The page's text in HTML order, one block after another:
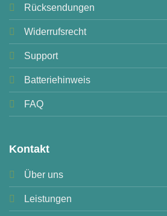
Rücksendungen
Widerrufsrecht
Support
Batteriehinweis
FAQ
Kontakt
Über uns
Leistungen